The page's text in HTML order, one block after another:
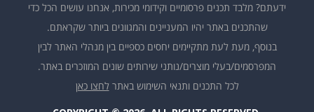
ידעתם? מלבד תכנים פרסומיים וקידומי מכירות, אנחנו עושים הכל כדי
שהתכנים באתר יהיו המעניינים והמגוונים ביותר שקראתם.
בנוסף, מעת לעת מתקיימים יחסים כספיים בין מנהלי האתר לבין
המפרסמים/בעלי מוצרים/נותני שירותים שונים המוזכרים באתר.
לכל התכנים ותנאי השימוש באתרלחצו כאן